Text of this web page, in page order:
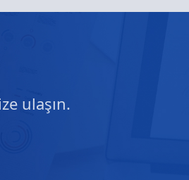
ulaşın.